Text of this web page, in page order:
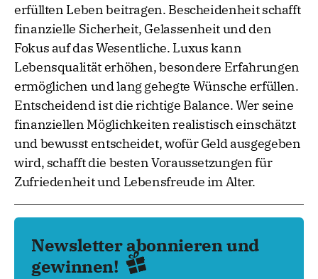
erfüllten Leben beitragen. Bescheidenheit schafft
finanzielle Sicherheit, Gelassenheit und den
Fokus auf das Wesentliche. Luxus kann
Lebensqualität erhöhen, besondere Erfahrungen
ermöglichen und lang gehegte Wünsche erfüllen.
Entscheidend ist die richtige Balance. Wer seine
finanziellen Möglichkeiten realistisch einschätzt
und bewusst entscheidet, wofür Geld ausgegeben
wird, schafft die besten Voraussetzungen für
Zufriedenheit und Lebensfreude im Alter.
Newsletter abonnieren und
gewinnen!